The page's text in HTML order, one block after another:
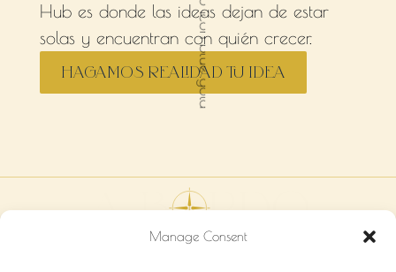
Manage Consent
Hub es donde las ideas dejan de estar
solas y encuentran con quién crecer.
HAGAMOS REALIDAD TU IDEA
MARKETINGHUB